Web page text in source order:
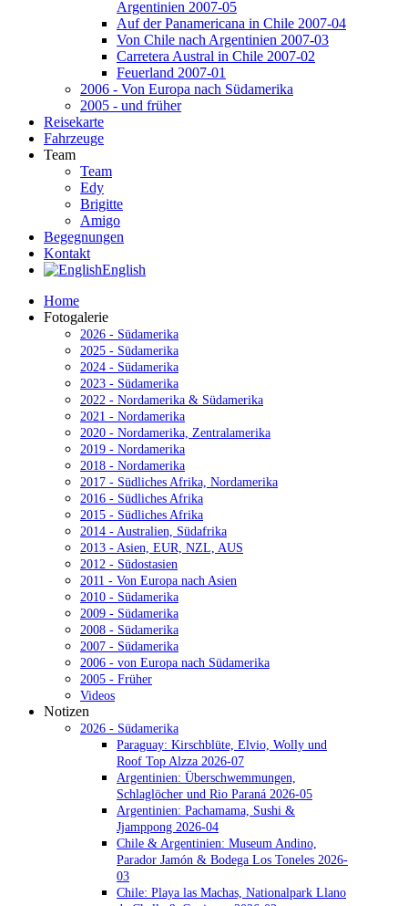
Argentinien 2007-05
Auf der Panamericana in Chile 2007-04
Von Chile nach Argentinien 2007-03
Carretera Austral in Chile 2007-02
Feuerland 2007-01
2006 - Von Europa nach Südamerika
2005 - und früher
Reisekarte
Fahrzeuge
Team
Team
Edy
Brigitte
Amigo
Begegnungen
Kontakt
English
Home
Fotogalerie
2026 - Südamerika
2025 - Südamerika
2024 - Südamerika
2023 - Südamerika
2022 - Nordamerika & Südamerika
2021 - Nordamerika
2020 - Nordamerika, Zentralamerika
2019 - Nordamerika
2018 - Nordamerika
2017 - Südliches Afrika, Nordamerika
2016 - Südliches Afrika
2015 - Südliches Afrika
2014 - Australien, Südafrika
2013 - Asien, EUR, NZL, AUS
2012 - Südostasien
2011 - Von Europa nach Asien
2010 - Südamerika
2009 - Südamerika
2008 - Südamerika
2007 - Südamerika
2006 - von Europa nach Südamerika
2005 - Früher
Videos
Notizen
2026 - Südamerika
Paraguay: Kirschblüte, Elvio, Wolly und
Roof Top Alzza 2026-07
Argentinien: Überschwemmungen,
Schlaglöcher und Rio Paraná 2026-05
Argentinien: Pachamama, Sushi &
Jjamppong 2026-04
Chile & Argentinien: Museum Andino,
Parador Jamón & Bodega Los Toneles 2026-
03
Chile: Playa las Machas, Nationalpark Llano